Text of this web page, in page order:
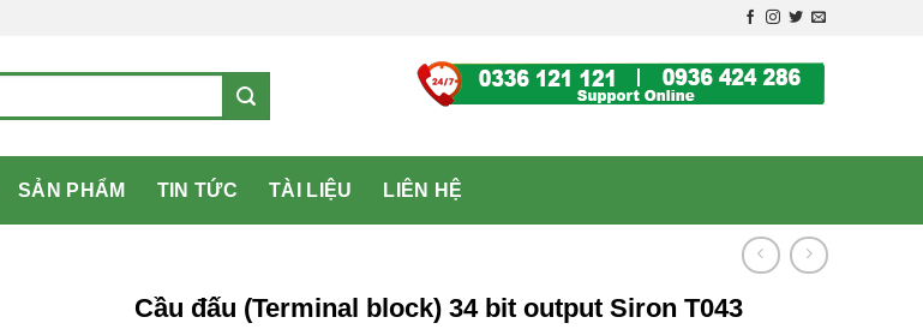
SẢN PHẨM TIN TỨC TÀI LIỆU LIÊN HỆ
Cầu đấu (Terminal block) 34 bit output Siron T043